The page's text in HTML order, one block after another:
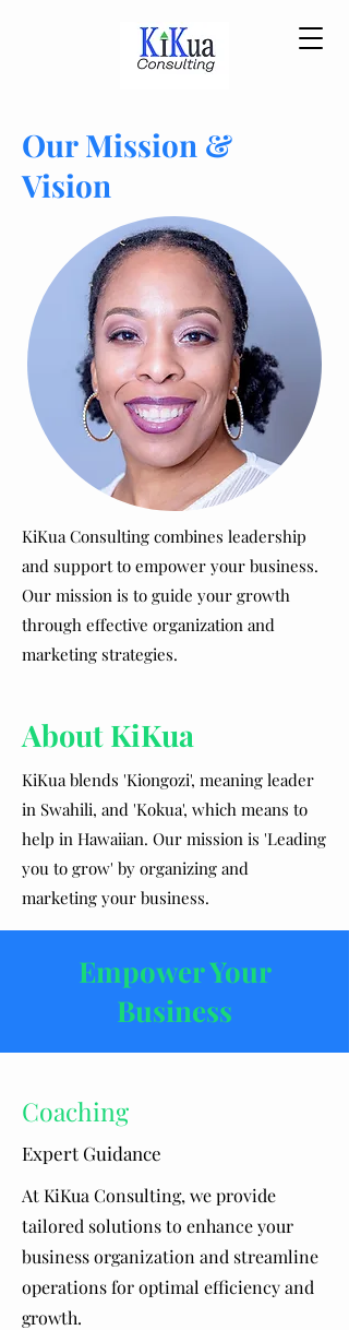
Our Mission &
Vision
KiKua Consulting combines leadership
and support to empower your business.
Our mission is to guide your growth
through effective organization and
marketing strategies.
About KiKua
KiKua blends 'Kiongozi', meaning leader
in Swahili, and 'Kokua', which means to
help in Hawaiian. Our mission is 'Leading
you to grow' by organizing and
marketing your business.
Empower Your
Business
Coaching
Expert Guidance
At KiKua Consulting, we provide
tailored solutions to enhance your
business organization and streamline
operations for optimal efficiency and
growth.